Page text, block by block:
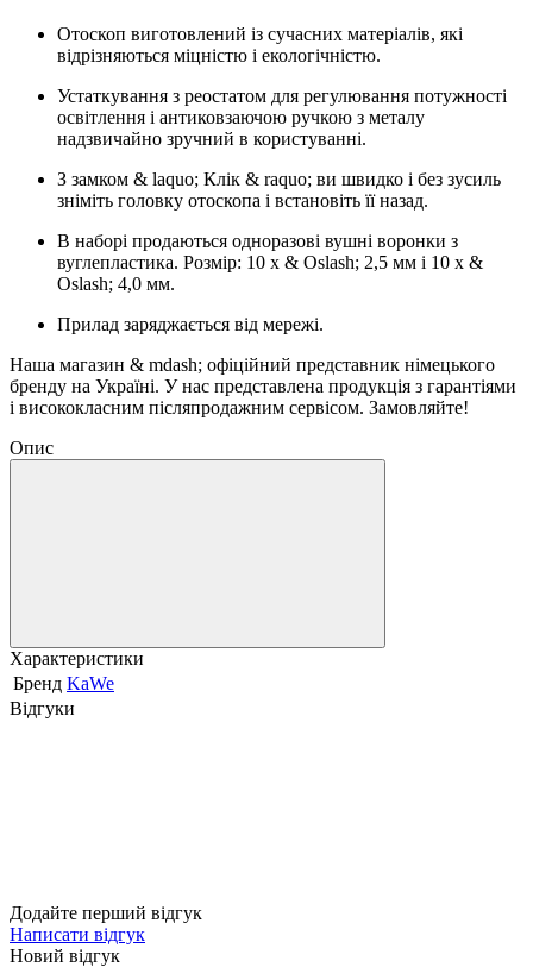
Отоскоп виготовлений із сучасних матеріалів, які
відрізняються міцністю і екологічністю.
Устаткування з реостатом для регулювання потужності
освітлення і антиковзаючою ручкою з металу
надзвичайно зручний в користуванні.
З замком & laquo; Клік & raquo; ви швидко і без зусиль
зніміть головку отоскопа і встановіть її назад.
В наборі продаються одноразові вушні воронки з
вуглепластика. Розмір: 10 x & Oslash; 2,5 мм і 10 x &
Oslash; 4,0 мм.
Прилад заряджається від мережі.
Наша магазин & mdash; офіційний представник німецького
бренду на Україні. У нас представлена продукція з гарантіями
і висококласним післяпродажним сервісом. Замовляйте!
Опис
Характеристики
Бренд KaWe
Відгуки
Додайте перший відгук
Написати відгук
Новий відгук